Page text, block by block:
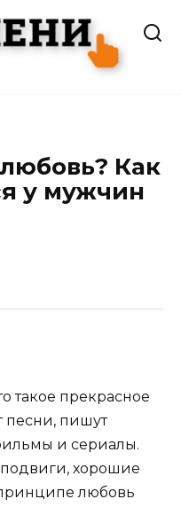
Как
у мужчин
такое прекрасное
песни, пишут
и сериалы.
хорошие
любовь